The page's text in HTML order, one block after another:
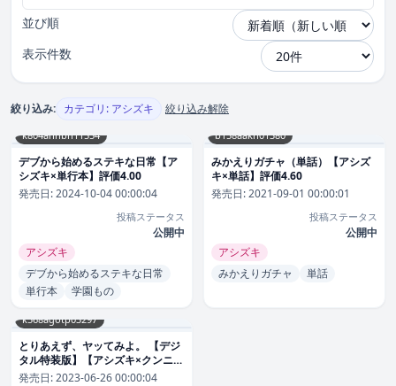
並び順
表示件数
絞り込み: カテゴリ: アシズキ 絞り込み解除
k804annbn11554
デブから始めるステキな日常【ア
シズキ×単行本】評価4.00
発売日:2024-10-04 00:00:04
投稿ステータス
公開中
アシズキ
デブから始めるステキな日常
単行本
学園もの
b158aakn01380
みかえりガチャ（単話）【アシズ
キ×単話】評価4.60
発売日:2021-09-01 00:00:01
投稿ステータス
公開中
アシズキ
みかえりガチャ
単話
k568agotp03297
とりあえず、ヤッてみよ。 【デジ
タル特装版】【アシズキ×クンニ】
評価4.88
発売日:2023-06-26 00:00:04